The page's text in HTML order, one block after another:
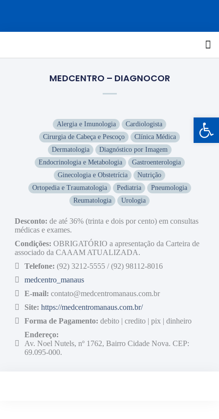
MEDCENTRO – DIAGNOCOR
Alergia e Imunologia
Cardiologista
Cirurgia de Cabeça e Pescoço
Clínica Médica
Dermatologia
Diagnóstico por Imagem
Endocrinologia e Metabologia
Gastroenterologia
Ginecologia e Obstetrícia
Nutrição
Ortopedia e Traumatologia
Pediatria
Pneumologia
Reumatologia
Urologia
Desconto: de até 36% (trinta e dois por cento) em consultas
médicas e exames.
Condições: OBRIGATÓRIO a apresentação da Carteira de
associado da CAAAM ATUALIZADA.
Telefone: (92) 3212-5555 / (92) 98112-8016
medcentro_manaus
E-mail: contato@medcentromanaus.com.br
Site: https://medcentromanaus.com.br/
Forma de Pagamento: debito | credito | pix | dinheiro
Endereço:
Av. Noel Nutels, nº 1762, Bairro Cidade Nova. CEP:
69.095-000.
Barra de Ferramentas Aberta